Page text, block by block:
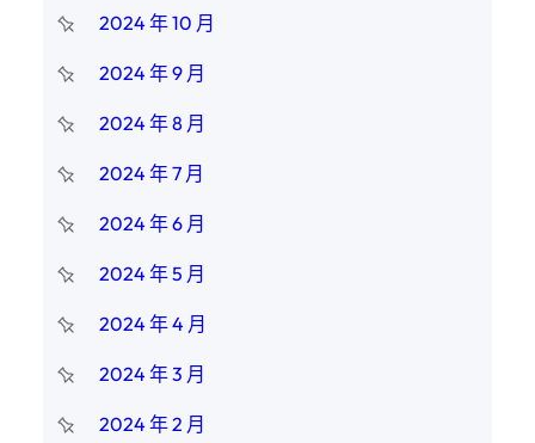
2024 年 10 月
2024 年 9 月
2024 年 8 月
2024 年 7 月
2024 年 6 月
2024 年 5 月
2024 年 4 月
2024 年 3 月
2024 年 2 月